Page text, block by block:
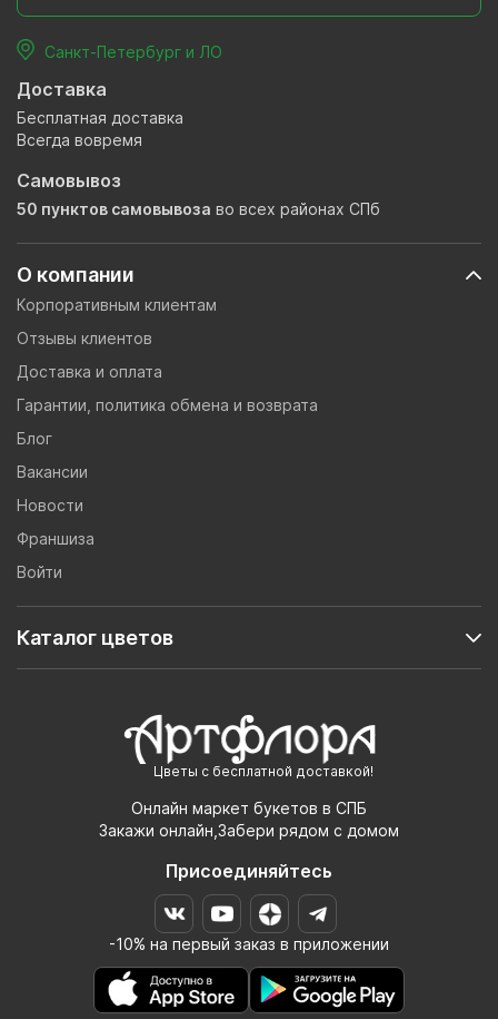
Цветы с бесплатной доставкой!
Онлайн маркет букетов в СПБ
Закажи онлайн,Забери рядом с домом
Присоединяйтесь
-10% на первый заказ в приложении
О компании
Корпоративным клиентам
Отзывы клиентов
Доставка и оплата
Гарантии, политика обмена и возврата
Блог
Вакансии
Новости
Франшиза
Войти
Каталог цветов
Санкт-Петербург и ЛО
Доставка
Бесплатная доставка
Всегда вовремя
Самовывоз
50 пунктов самовывоза во всех районах СПб